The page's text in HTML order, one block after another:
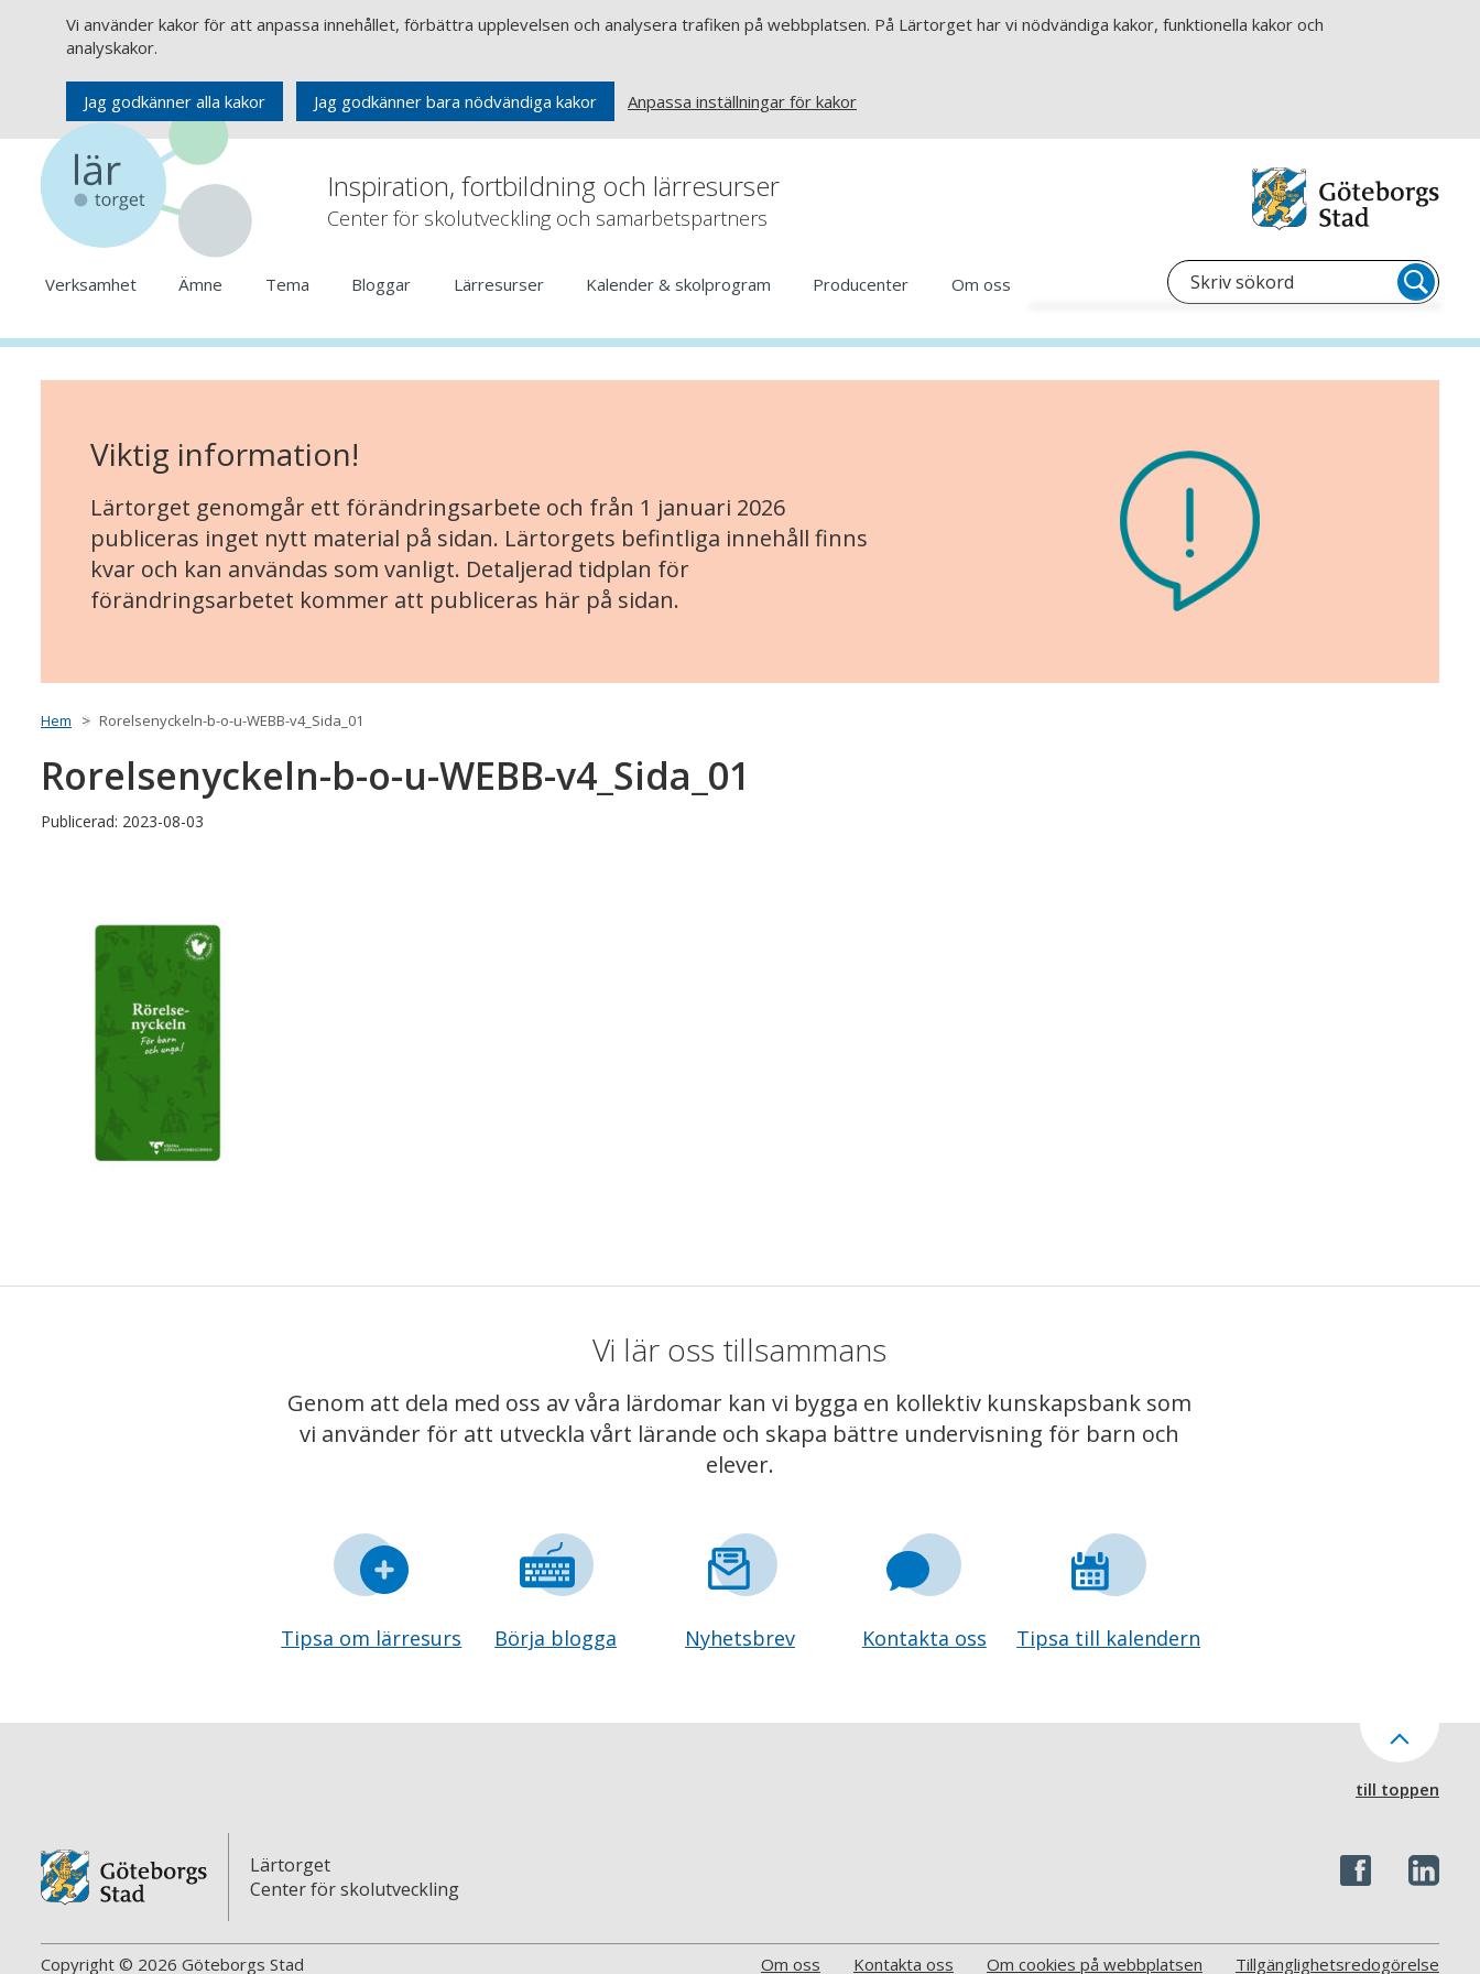
Vi använder kakor för att anpassa innehållet, förbättra upplevelsen och analysera trafiken på webbplatsen. På Lärtorget har vi nödvändiga kakor, funktionella kakor och
analyskakor.
Jag godkänner alla kakor Jag godkänner bara nödvändiga kakor Anpassa inställningar för kakor
Inspiration, fortbildning och lärresurser
Center för skolutveckling och samarbetspartners
Verksamhet Ämne Tema Bloggar Lärresurser Kalender & skolprogram Producenter Om oss
Viktig information!
Lärtorget genomgår ett förändringsarbete och från 1 januari 2026
publiceras inget nytt material på sidan. Lärtorgets befintliga innehåll finns
kvar och kan användas som vanligt. Detaljerad tidplan för
förändringsarbetet kommer att publiceras här på sidan.
Hem Rorelsenyckeln-b-o-u-WEBB-v4_Sida_01
Rorelsenyckeln-b-o-u-WEBB-v4_Sida_01
Publicerad: 2023-08-03
Vi lär oss tillsammans
Genom att dela med oss av våra lärdomar kan vi bygga en kollektiv kunskapsbank som
vi använder för att utveckla vårt lärande och skapa bättre undervisning för barn och
elever.
Tipsa om lärresurs Börja blogga Nyhetsbrev Kontakta oss Tipsa till kalendern
till toppen
Lärtorget
Center för skolutveckling
Copyright © 2026 Göteborgs Stad Om oss Kontakta oss Om cookies på webbplatsen Tillgänglighetsredogörelse